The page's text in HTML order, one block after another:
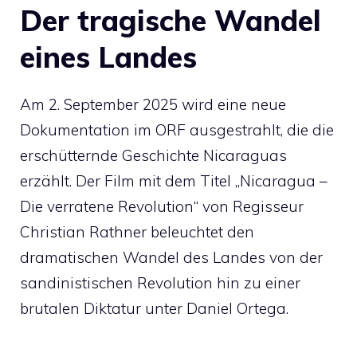
Der tragische Wandel
eines Landes
Am 2. September 2025 wird eine neue
Dokumentation im ORF ausgestrahlt, die die
erschütternde Geschichte Nicaraguas
erzählt. Der Film mit dem Titel „Nicaragua –
Die verratene Revolution“ von Regisseur
Christian Rathner beleuchtet den
dramatischen Wandel des Landes von der
sandinistischen Revolution hin zu einer
brutalen Diktatur unter Daniel Ortega.